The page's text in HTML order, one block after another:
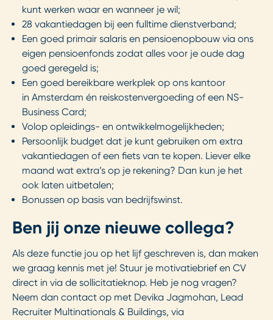
kunt werken waar en wanneer je wil;
28 vakantiedagen bij een fulltime dienstverband;
Een goed primair salaris en pensioenopbouw via ons
eigen pensioenfonds zodat alles voor je oude dag
goed geregeld is;
Een goed bereikbare werkplek op ons kantoor
in Amsterdam én reiskostenvergoeding of een NS-
Business Card;
Volop opleidings- en ontwikkelmogelijkheden;
Persoonlijk budget dat je kunt gebruiken om extra
vakantiedagen of een fiets van te kopen. Liever elke
maand wat extra’s op je rekening? Dan kun je het
ook laten uitbetalen;
Bonussen op basis van bedrijfswinst.
Ben jij onze nieuwe collega?
Als deze functie jou op het lijf geschreven is, dan maken
we graag kennis met je! Stuur je motivatiebrief en CV
direct in via de sollicitatieknop. Heb je nog vragen?
Neem dan contact op met Devika Jagmohan, Lead
Recruiter Multinationals & Buildings, via